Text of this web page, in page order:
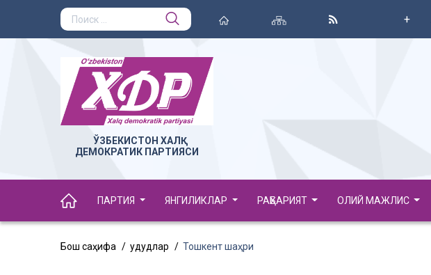
+
ЎЗБЕКИСТОН ХАЛҚ
ДЕМОКРАТИК ПАРТИЯСИ
ПАРТИЯ ЯНГИЛИКЛАР РАҲБАРИЯТ ОЛИЙ МАЖЛИС
Бош саҳифа Ҳудудлар Тошкент шаҳри